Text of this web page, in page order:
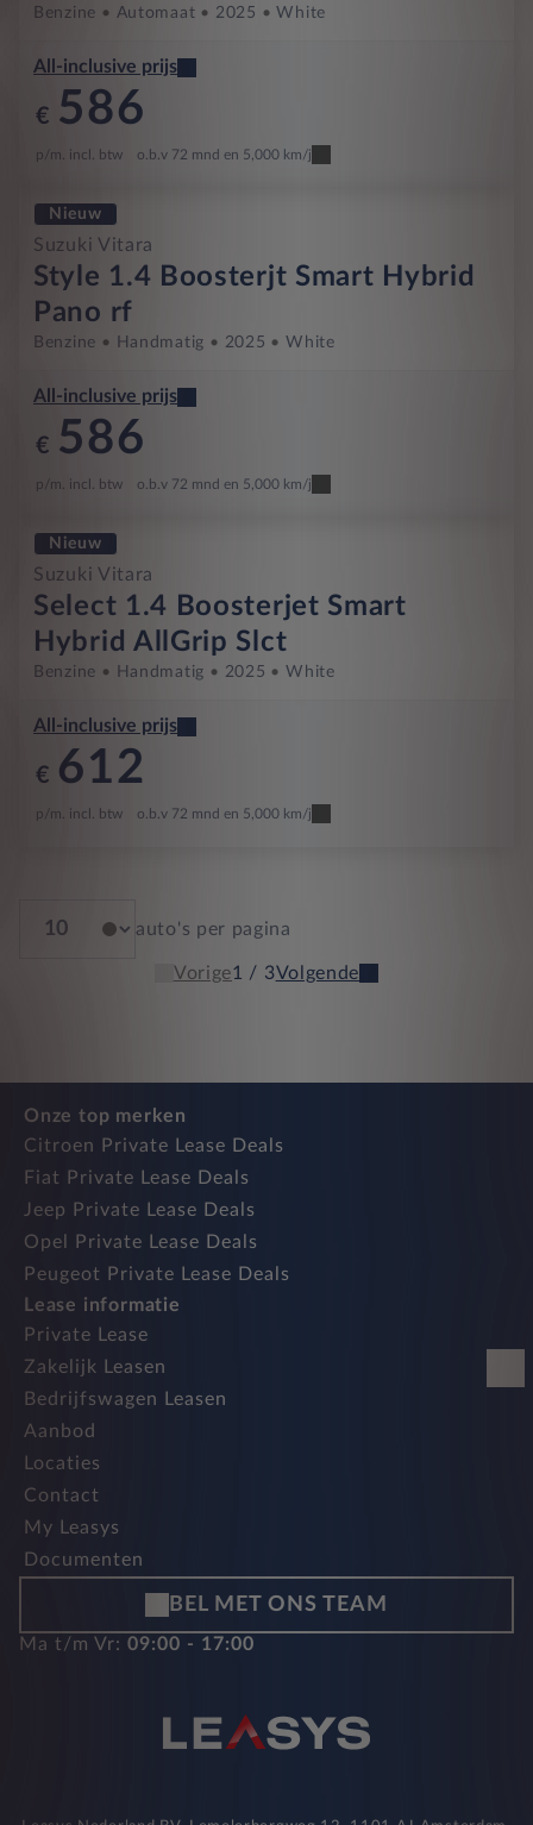
Benzine Automaat 2025 White
All-inclusive prijs
€ 586
p/m. incl. btw o.b.v 72 mnd en 5,000 km/j
Nieuw
Suzuki Vitara
Style 1.4 Boosterjt Smart Hybrid
Pano rf
Benzine Handmatig 2025 White
All-inclusive prijs
€ 586
p/m. incl. btw o.b.v 72 mnd en 5,000 km/j
Nieuw
Suzuki Vitara
Select 1.4 Boosterjet Smart
Hybrid AllGrip Slct
Benzine Handmatig 2025 White
All-inclusive prijs
€ 612
p/m. incl. btw o.b.v 72 mnd en 5,000 km/j
auto's per pagina
Vorige1 / 3Volgende
Onze top merken
Citroen Private Lease Deals
Fiat Private Lease Deals
Jeep Private Lease Deals
Opel Private Lease Deals
Peugeot Private Lease Deals
Lease informatie
Private Lease
Zakelijk Leasen
Bedrijfswagen Leasen
Aanbod
Locaties
Contact
My Leasys
Documenten
BEL MET ONS TEAM
Ma t/m Vr: 09:00 - 17:00